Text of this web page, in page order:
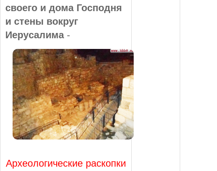
своего и дома Господня
и стены вокруг
Иерусалима-
Археологические раскопки